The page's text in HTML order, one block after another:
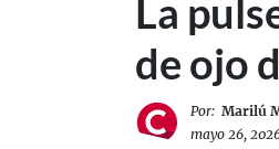
La
de ojo
Por: Marilú
mayo 26,